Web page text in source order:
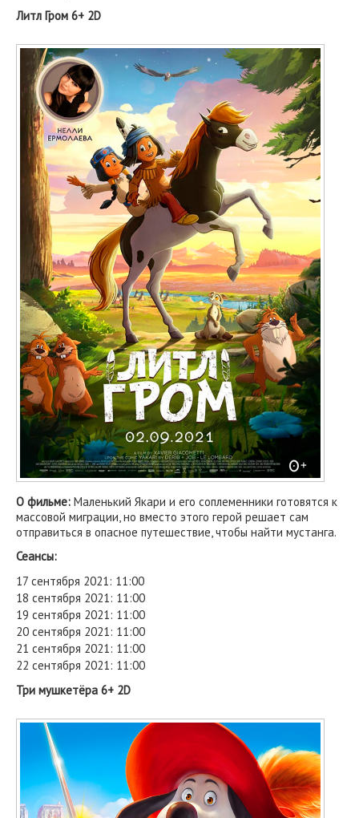
Литл Гром 6+ 2D
О фильме: Маленький Якари и его соплеменники готовятся к
массовой миграции, но вместо этого герой решает сам
отправиться в опасное путешествие, чтобы найти мустанга.
Сеансы:
17 сентября 2021: 11:00
18 сентября 2021: 11:00
19 сентября 2021: 11:00
20 сентября 2021: 11:00
21 сентября 2021: 11:00
22 сентября 2021: 11:00
Три мушкетёра 6+ 2D